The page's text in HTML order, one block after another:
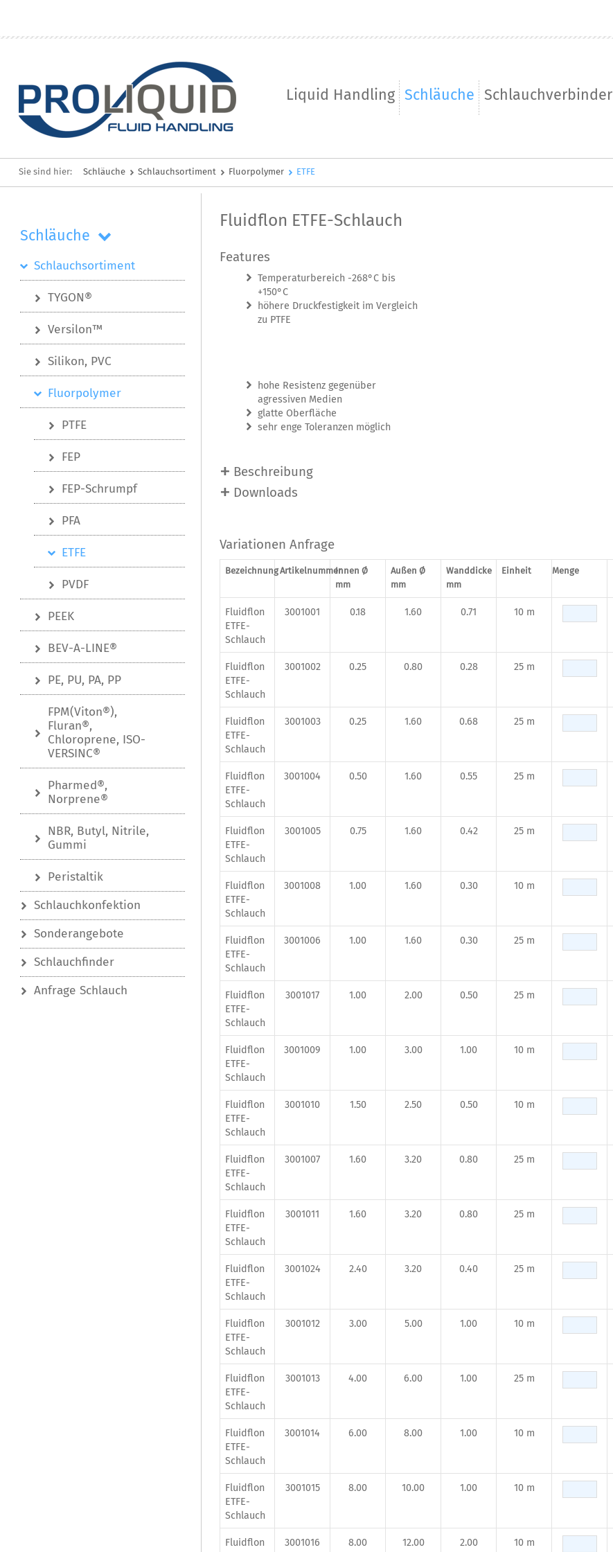
Liquid Handling Schläuche Schlauchverbinder
Sie sind hier: Schläuche Schlauchsortiment Fluorpolymer ETFE
Schläuche
Schlauchsortiment
TYGON®
Versilon™
Silikon, PVC
Fluorpolymer
PTFE
FEP
FEP-Schrumpf
PFA
ETFE
PVDF
PEEK
BEV-A-LINE®
PE, PU, PA, PP
FPM(Viton®),
Fluran®,
Chloroprene, ISO-
VERSINC®
Pharmed®,
Norprene®
NBR, Butyl, Nitrile,
Gummi
Peristaltik
Schlauchkonfektion
Sonderangebote
Schlauchfinder
Anfrage Schlauch
Fluidflon ETFE-Schlauch
Features
Temperaturbereich -268°C bis
+150°C
höhere Druckfestigkeit im Vergleich
zu PTFE
hohe Resistenz gegenüber
agressiven Medien
glatte Oberfläche
sehr enge Toleranzen möglich
Beschreibung
Downloads
Variationen Anfrage
BezeichnungArtikelnummerInnen Ø
mm
Außen Ø
mm
Wanddicke
mm
Einheit Menge
Fluidflon
ETFE-
Schlauch
3001001 0.18 1.60 0.71 10 m
Fluidflon
ETFE-
Schlauch
3001002 0.25 0.80 0.28 25 m
Fluidflon
ETFE-
Schlauch
3001003 0.25 1.60 0.68 25 m
Fluidflon
ETFE-
Schlauch
3001004 0.50 1.60 0.55 25 m
Fluidflon
ETFE-
Schlauch
3001005 0.75 1.60 0.42 25 m
Fluidflon
ETFE-
Schlauch
3001008 1.00 1.60 0.30 10 m
Fluidflon
ETFE-
Schlauch
3001006 1.00 1.60 0.30 25 m
Fluidflon
ETFE-
Schlauch
3001017 1.00 2.00 0.50 25 m
Fluidflon
ETFE-
Schlauch
3001009 1.00 3.00 1.00 10 m
Fluidflon
ETFE-
Schlauch
3001010 1.50 2.50 0.50 10 m
Fluidflon
ETFE-
Schlauch
3001007 1.60 3.20 0.80 25 m
Fluidflon
ETFE-
Schlauch
3001011 1.60 3.20 0.80 25 m
Fluidflon
ETFE-
Schlauch
3001024 2.40 3.20 0.40 25 m
Fluidflon
ETFE-
Schlauch
3001012 3.00 5.00 1.00 10 m
Fluidflon
ETFE-
Schlauch
3001013 4.00 6.00 1.00 25 m
Fluidflon
ETFE-
Schlauch
3001014 6.00 8.00 1.00 10 m
Fluidflon
ETFE-
Schlauch
3001015 8.00 10.00 1.00 10 m
Fluidflon
3001016 8.00 12.00 2.00 10 m